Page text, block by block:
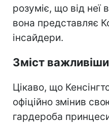
розуміє, що від неї
вона представляє
інсайдери.
Зміст
Цікаво, що
офіційно змінив
гардероба